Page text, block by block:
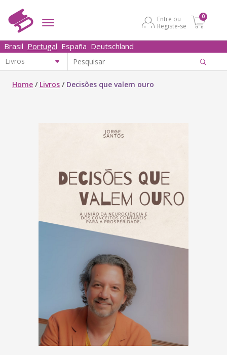
Entre ou
Registe-se
0
Brasil Portugal España Deutschland
Home / Livros / Decisões que valem ouro